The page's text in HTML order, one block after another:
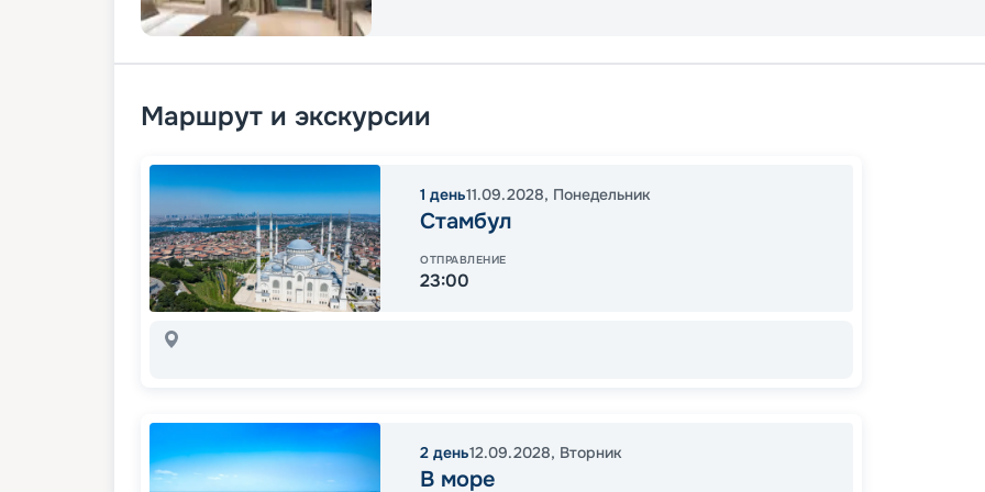
Маршрут и экскурсии
1 день11.09.2028, Понедельник
Стамбул
ОТПРАВЛЕНИЕ
23:00
2 день12.09.2028, Вторник
В море